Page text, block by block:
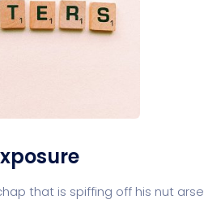
that is spiffing off his nut arse